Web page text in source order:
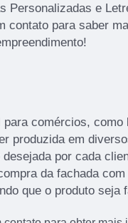
Personalizadas e
contato para saber
para comércios,
produzida em
por cada
da fachada
que o produto seja